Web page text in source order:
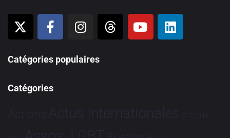
Catégories populaires
Catégories
Actions Actus Internationales Afrique